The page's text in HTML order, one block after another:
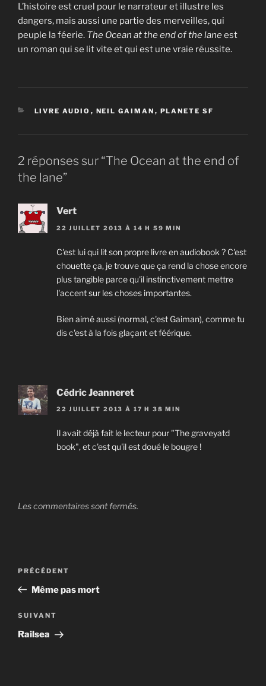
L’histoire est cruel pour le narrateur et illustre les
dangers, mais aussi une partie des merveilles, qui
peuple la féerie. The Ocean at the end of the laneest
un roman qui se lit vite et qui est une vraie réussite.
CATÉGORIES
LIVRE AUDIO , NEIL GAIMAN , PLANETE SF
2 réponses sur “The Ocean at the end of
the lane”
Vert
22 JUILLET 2013 À 14 H 59 MIN
C'est lui qui lit son propre livre en audiobook ? C'est
chouette ça, je trouve que ça rend la chose encore
plus tangible parce qu'il instinctivement mettre
l'accent sur les choses importantes.
Bien aimé aussi (normal, c'est Gaiman), comme tu
dis c'est à la fois glaçant et féérique.
Cédric Jeanneret
22 JUILLET 2013 À 17 H 38 MIN
Il avait déjà fait le lecteur pour "The graveyatd
book", et c'est qu'il est doué le bougre !
Les commentaires sont fermés.
Navigation
l’article
Article
précédent
PRÉCÉDENT
Même pas mort
Article
suivant
SUIVANT
Railsea